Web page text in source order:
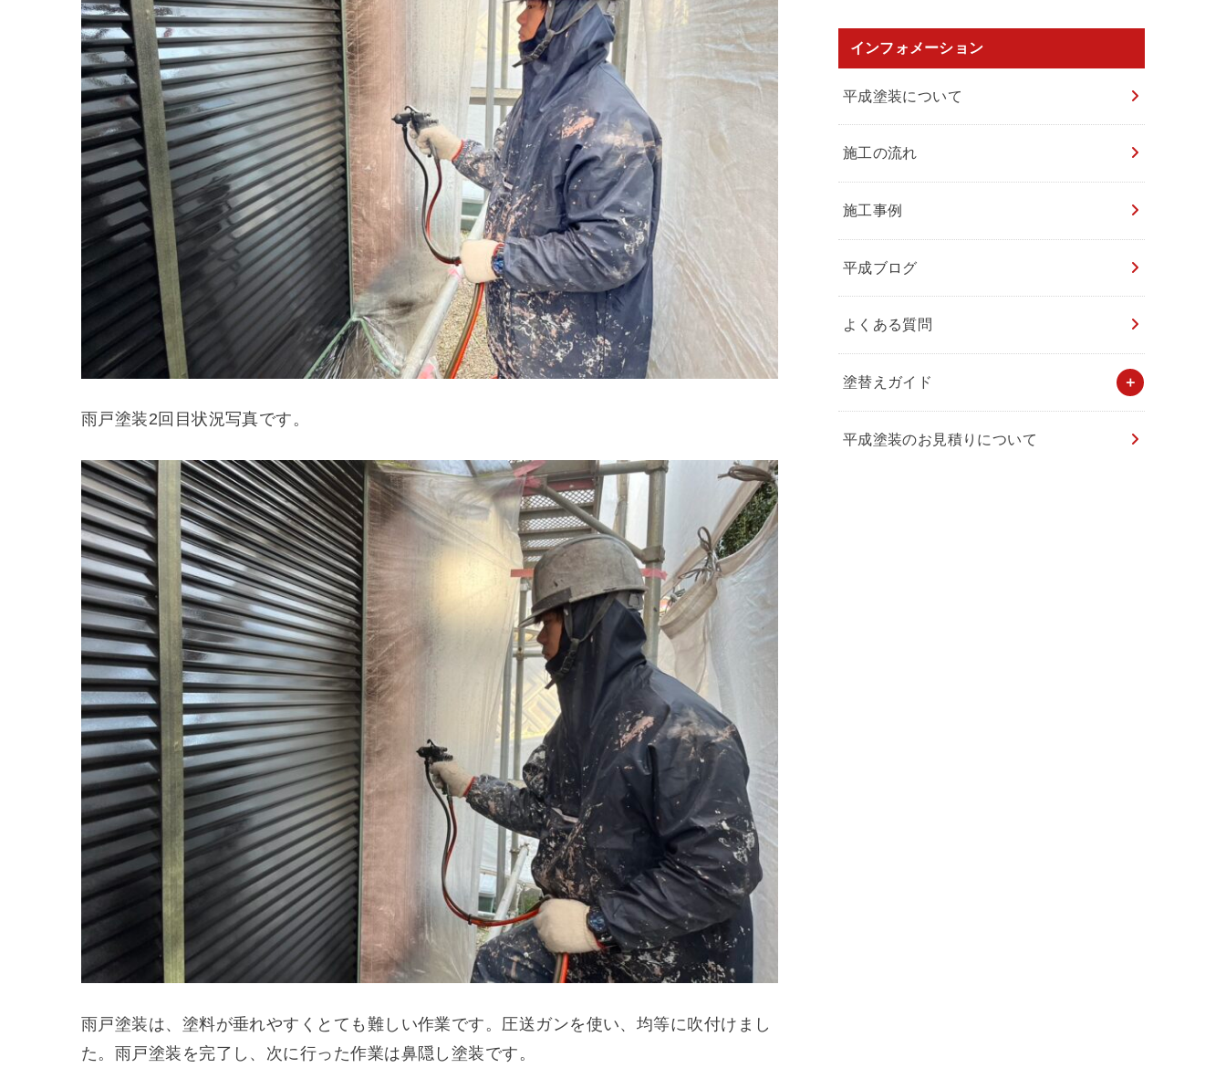
雨戸塗装2回目状況写真です。
雨戸塗装は、塗料が垂れやすくとても難しい作業です。圧送ガンを使い、均等に吹付けまし
た。雨戸塗装を完了し、次に行った作業は鼻隠し塗装です。
インフォメーション
平成塗装について
施工の流れ
施工事例
平成ブログ
よくある質問
塗替えガイド
平成塗装のお見積りについて